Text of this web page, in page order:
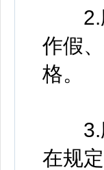
2.应
作假
格。
3.应
在规